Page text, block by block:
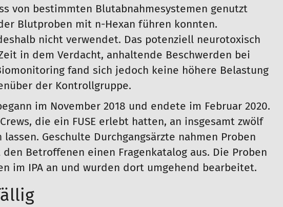
von bestimmten Blutabnahmesystemen genutzt
Blutproben mit n-Hexan führen konnten.
nicht verwendet. Das potenziell neurotoxisch
in dem Verdacht, anhaltende Beschwerden bei
fand sich jedoch keine höhere Belastung
der Kontrollgruppe.
im November 2018 und endete im Februar 2020.
die ein FUSE erlebt hatten, an insgesamt zwölf
Geschulte Durchgangsärzte nahmen Proben
Betroffenen einen Fragenkatalog aus. Die Proben
im IPA an und wurden dort umgehend bearbeitet.